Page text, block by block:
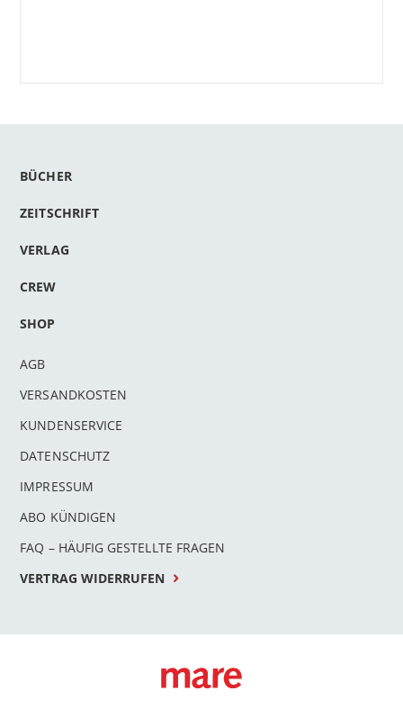
BÜCHER
ZEITSCHRIFT
VERLAG
CREW
SHOP
AGB
VERSANDKOSTEN
KUNDENSERVICE
DATENSCHUTZ
IMPRESSUM
ABO KÜNDIGEN
FAQ – HÄUFIG GESTELLTE FRAGEN
VERTRAG WIDERRUFEN